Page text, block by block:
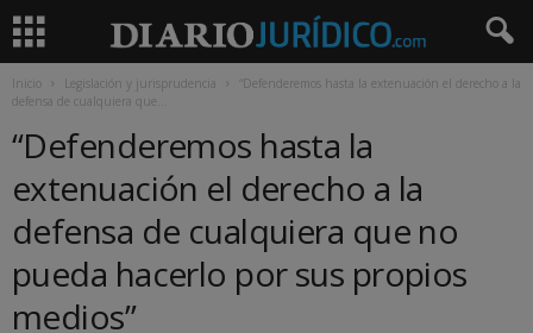
Inicio Legislación y jurisprudencia
“Defenderemos hasta la extenuación el derecho a la
defensa de cualquiera que...
“Defenderemos hasta la
extenuación el derecho a la
defensa de cualquiera que no
pueda hacerlo por sus propios
medios”